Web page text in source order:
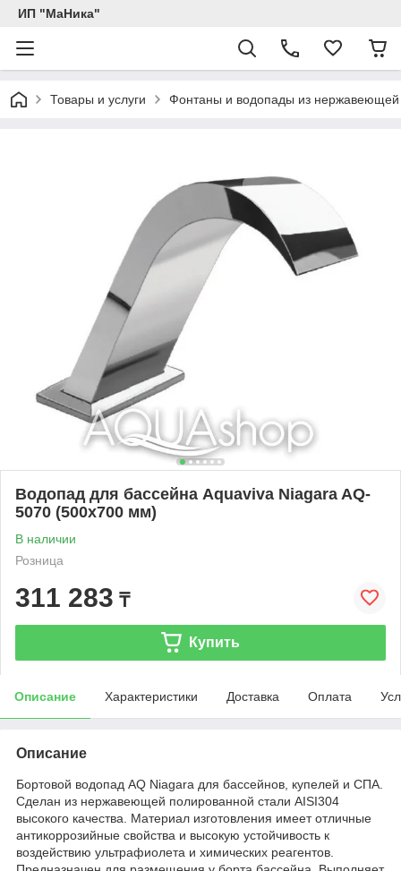
ИП "МаНика"
Товары и услуги Фонтаны и водопады из нержавеющей
Водопад для бассейна Aquaviva Niagara AQ-
5070 (500х700 мм)
В наличии
Розница
311 283 ₸
Купить
Описание Характеристики Доставка Оплата
Описание
Бортовой водопад AQ Niagara для бассейнов, купелей и СПА.
Сделан из нержавеющей полированной стали AISI304
высокого качества. Материал изготовления имеет отличные
антикоррозийные свойства и высокую устойчивость к
воздействию ультрафиолета и химических реагентов.